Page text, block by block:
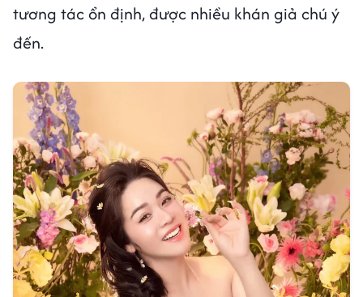
tương tác ổn định, được nhiều khán giả chú ý
đến.